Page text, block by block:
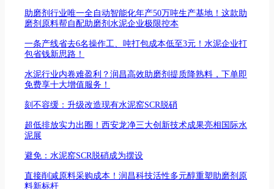
助磨剂行业唯一全自动智能化年产50万吨生产基地！这款助
磨剂原料帮自配助磨剂水泥企业极限控本
一条产线省去6名操作工、吨打包成本低至3元！水泥企业打
包省钱新思路！
水泥行业内卷难盈利？润昌高效助磨剂提质降熟料，下单即
免费享十大增值服务！
刻不容缓：升级改造现有水泥窑SCR脱硝
超低排放实力出圈！西安龙净三大创新技术成果亮相国际水
泥展
避免：水泥窑SCR脱硝成为摆设
直接削减原料采购成本！润昌科技活性多元醇重塑助磨剂原
料新标杆